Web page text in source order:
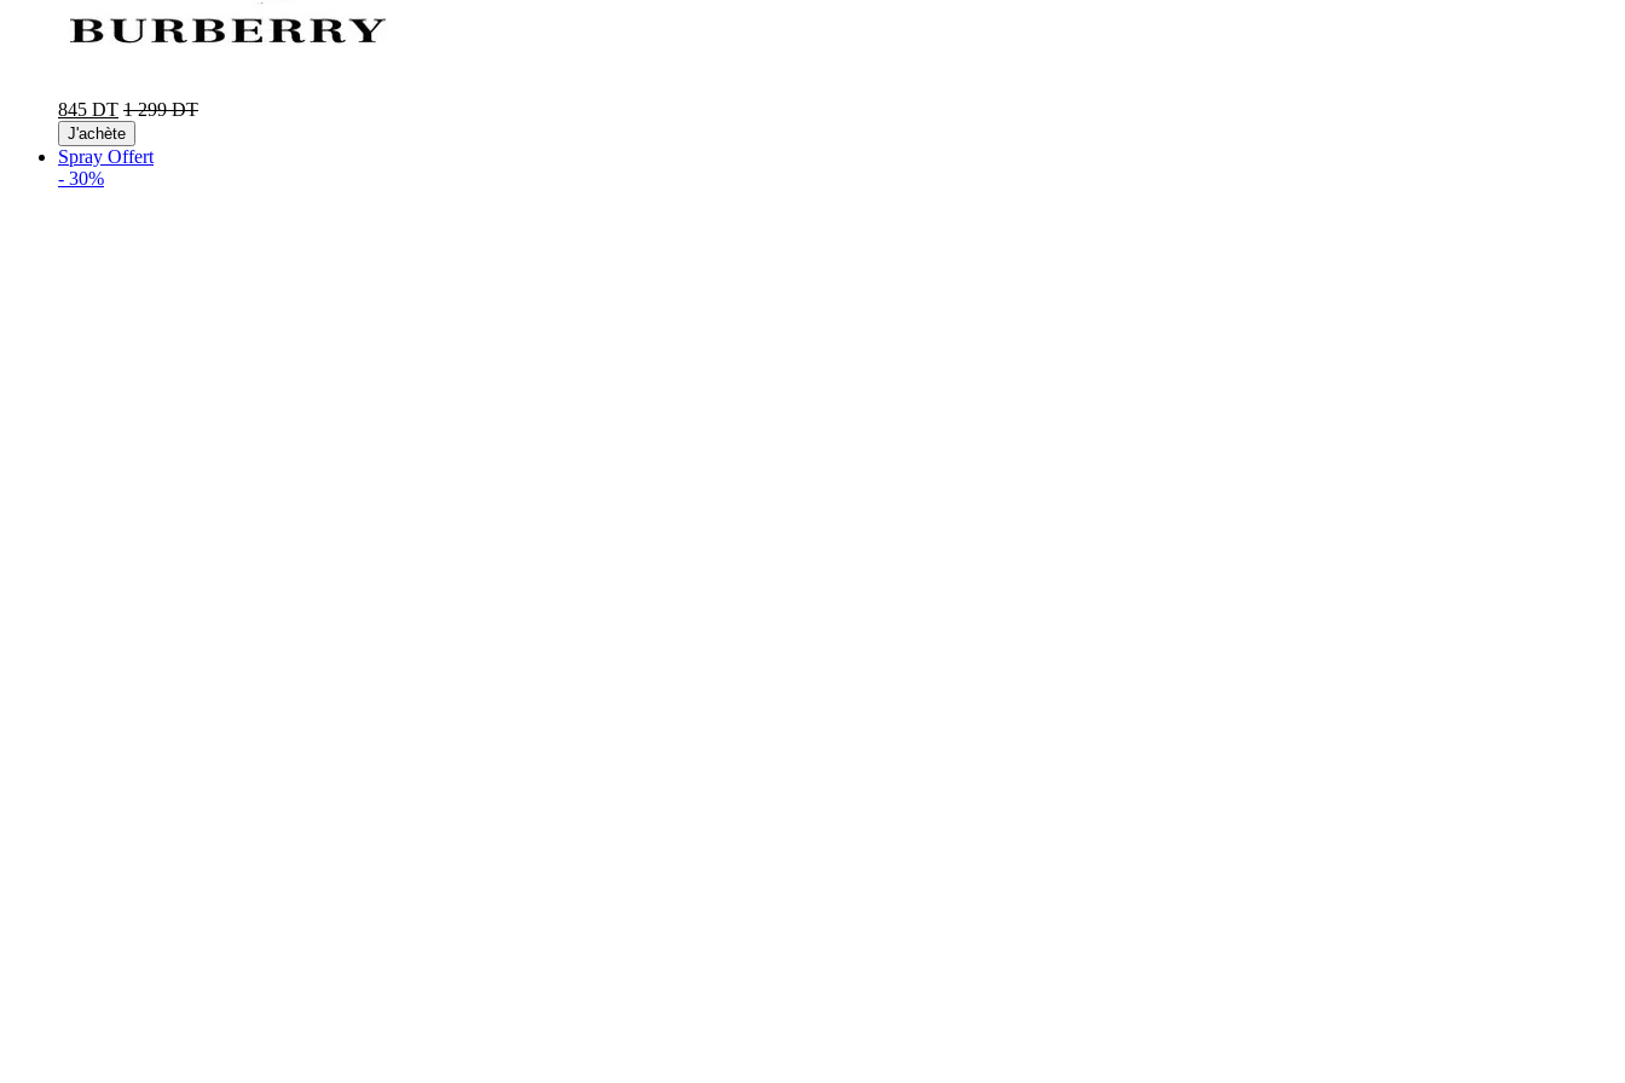
845 DT 1 299 DT
J'achète
Spray Offert
- 30%